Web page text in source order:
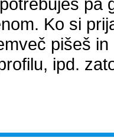
Ko si
pišeš
ipd.